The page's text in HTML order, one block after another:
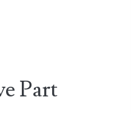
Part